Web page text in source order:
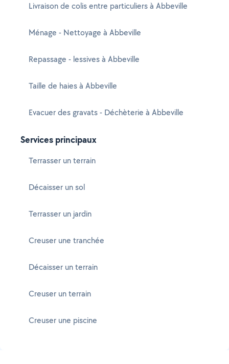
Livraison de colis entre particuliers à Abbeville
Ménage - Nettoyage à Abbeville
Repassage - lessives à Abbeville
Taille de haies à Abbeville
Evacuer des gravats - Déchèterie à Abbeville
Services principaux
Terrasser un terrain
Décaisser un sol
Terrasser un jardin
Creuser une tranchée
Décaisser un terrain
Creuser un terrain
Creuser une piscine